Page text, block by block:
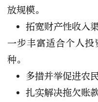
放规模。
拓宽财产性收入
一步丰富适合个人投
种。
多措并举促进农
扎实解决拖欠账